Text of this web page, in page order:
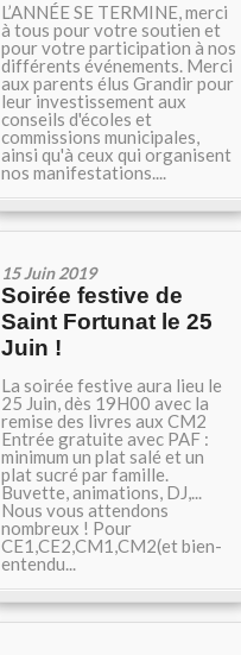
L’ANNÉE SE TERMINE, merci
à tous pour votre soutien et
pour votre participation à nos
différents événements. Merci
aux parents élus Grandir pour
leur investissement aux
conseils d'écoles et
commissions municipales,
ainsi qu'à ceux qui organisent
nos manifestations....
15 Juin 2019
Soirée festive de
Saint Fortunat le 25
Juin !
La soirée festive aura lieu le
25 Juin, dès 19H00 avec la
remise des livres aux CM2
Entrée gratuite avec PAF :
minimum un plat salé et un
plat sucré par famille.
Buvette, animations, DJ,...
Nous vous attendons
nombreux ! Pour
CE1,CE2,CM1,CM2(et bien-
entendu...